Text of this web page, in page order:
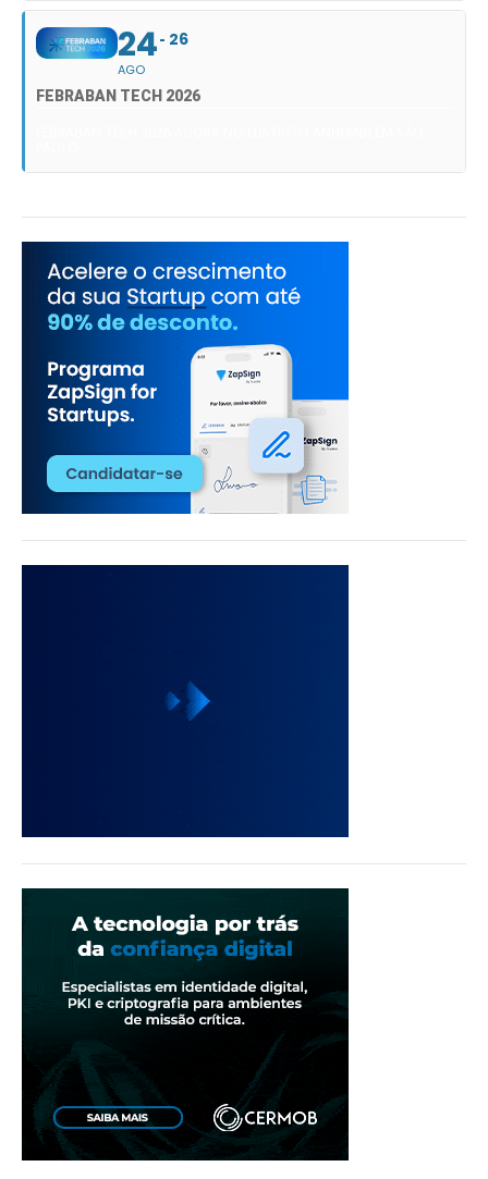
24
AGO
26
FEBRABAN TECH 2026